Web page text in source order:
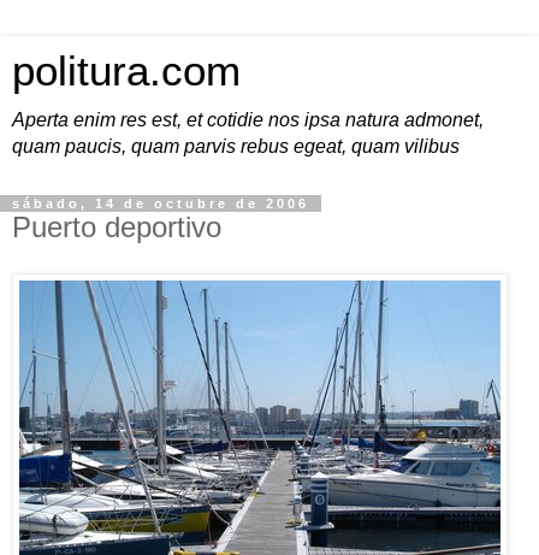
politura.com
Aperta enim res est, et cotidie nos ipsa natura admonet,
quam paucis, quam parvis rebus egeat, quam vilibus
sábado, 14 de octubre de 2006
Puerto deportivo